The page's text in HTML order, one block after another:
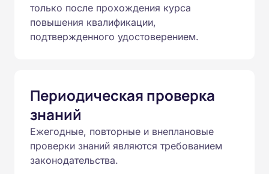
только после прохождения курса
повышения квалификации,
подтвержденного удостоверением.
Периодическая проверка
знаний
Ежегодные, повторные и внеплановые
проверки знаний являются требованием
законодательства.